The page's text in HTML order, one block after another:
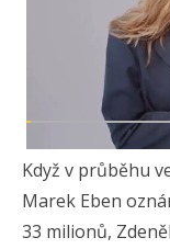
Když v průběhu
Marek Eben
33 milionů,